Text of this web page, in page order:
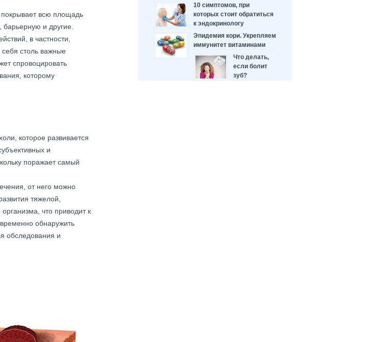
покрывает всю площадь
и другие.
в частности,
столь важные
спровоцировать
которому
которое развивается
и
поражает самый
от него можно
тяжелой,
что приводит к
обнаружить
обследования и
10 симптомов, при
которых стоит обратиться
к эндокринологу
Эпидемия кори. Укрепляем
иммунитет витаминами
Что делать,
если болит
зуб?